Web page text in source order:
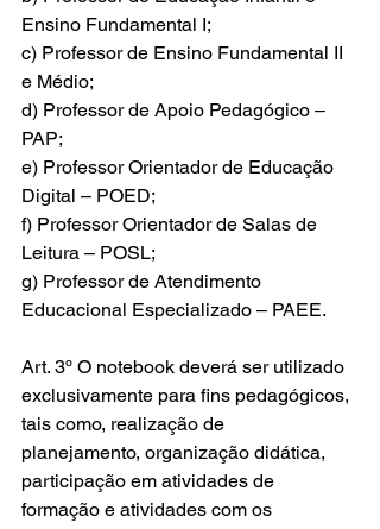
Ensino Fundamental I;
c) Professor de Ensino Fundamental II
e Médio;
d) Professor de Apoio Pedagógico –
PAP;
e) Professor Orientador de Educação
Digital – POED;
f) Professor Orientador de Salas de
Leitura – POSL;
g) Professor de Atendimento
Educacional Especializado – PAEE.
Art. 3º O notebook deverá ser utilizado
exclusivamente para fins pedagógicos,
tais como, realização de
planejamento, organização didática,
participação em atividades de
formação e atividades com os